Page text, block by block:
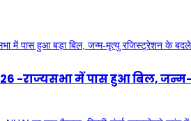
-राज्यसभा में पास हुआ बिल,